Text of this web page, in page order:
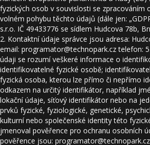
fyzických osob v souvislosti se zpracováním
volném pohybu těchto údajů (dále jen:
s.r.o. IČ 49433776 se sídlem Hudcova 78b,
2. Kontaktní údaje správce jsou adresa:
email: programator@technopark.cz telefon:
údaji se rozumí veškeré informace o
identifikovatelné fyzické osobě;
fyzická osoba, kterou lze přímo či nepřímo
odkazem na určitý identifikátor, například
lokační údaje, síťový identifikátor nebo na
prvků fyzické, fyziologické, genetické,
kulturní nebo společenské identity této
jmenoval pověřence pro ochranu osobních
pověřence jsou: